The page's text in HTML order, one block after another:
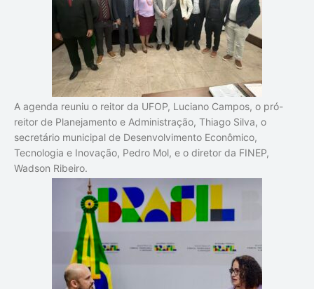
A agenda reuniu o reitor da UFOP, Luciano Campos, o pró-
reitor de Planejamento e Administração, Thiago Silva, o
secretário municipal de Desenvolvimento Econômico,
Tecnologia e Inovação, Pedro Mol, e o diretor da FINEP,
Wadson Ribeiro.